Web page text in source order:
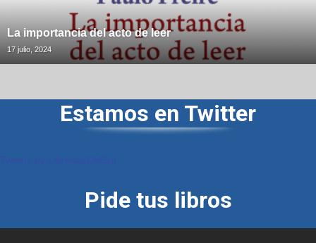
La importancia del acto de leer
17 julio, 2024
Estamos en Twitter
Pide tus libros